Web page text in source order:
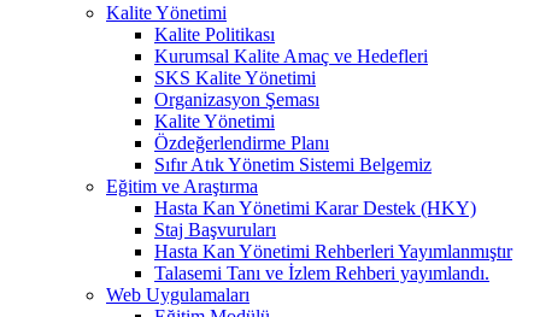
Kalite Yönetimi
Kalite Politikası
Kurumsal Kalite Amaç ve Hedefleri
SKS Kalite Yönetimi
Organizasyon Şeması
Kalite Yönetimi
Özdeğerlendirme Planı
Sıfır Atık Yönetim Sistemi Belgemiz
Eğitim ve Araştırma
Hasta Kan Yönetimi Karar Destek (HKY)
Staj Başvuruları
Hasta Kan Yönetimi Rehberleri Yayımlanmıştır
Talasemi Tanı ve İzlem Rehberi yayımlandı.
Web Uygulamaları